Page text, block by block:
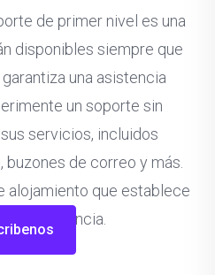
de primer nivel es una
disponibles siempre que
una asistencia
un soporte sin
servicios, incluidos
de correo y más.
alojamiento que establece
de excelencia.